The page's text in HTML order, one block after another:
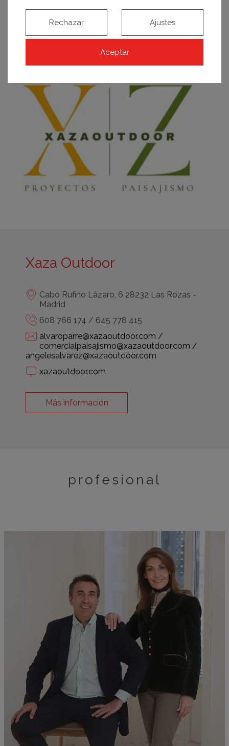
promocional de
Xaza Outdoor
Cabo Rufino Lázaro, 6 28232 Las Rozas -
Madrid
608 766 174 / 645 778 415
alvaroparre@xazaoutdoor.com /
comercialpaisajismo@xazaoutdoor.com /
angelesalvarez@xazaoutdoor.com
xazaoutdoor.com
Más información
profesional
Aceptar
Rechazar Ajustes